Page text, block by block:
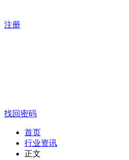
注册
找回密码
首页
行业资讯
正文